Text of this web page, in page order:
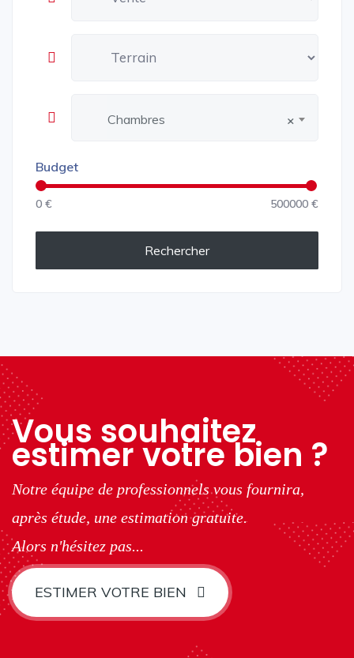
×
Chambres
Budget
0 € 500000 €
Rechercher
Vous souhaitez
estimer votre bien ?
Notre équipe de professionnels vous fournira,
après étude, une estimation gratuite.
Alors n'hésitez pas...
ESTIMER VOTRE BIEN